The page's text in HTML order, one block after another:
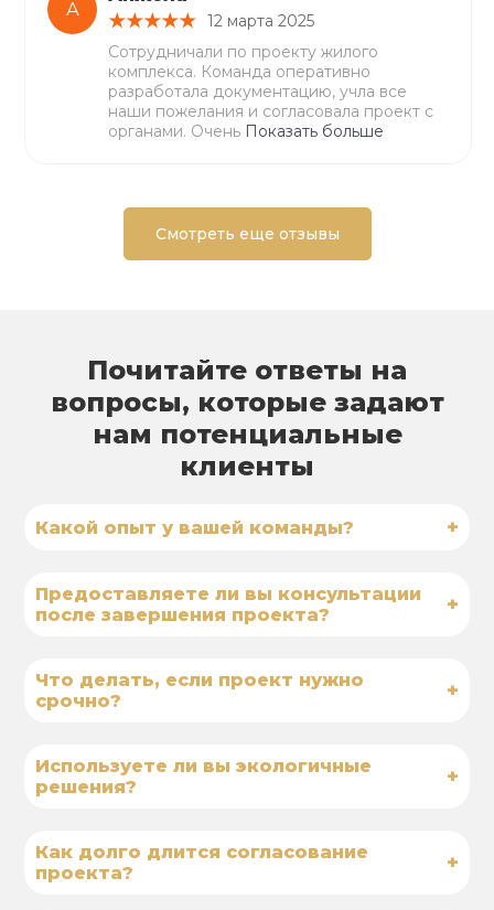
А
12 марта 2025
Сотрудничали по проекту жилого
комплекса. Команда оперативно
разработала документацию, учла все
наши пожелания и согласовала проект с
органами. Очень Показать больше
Смотреть еще отзывы
Почитайте ответы на
вопросы, которые задают
нам потенциальные
клиенты
Какой опыт у вашей команды? +
Предоставляете ли вы консультации
после завершения проекта?
+
Что делать, если проект нужно
срочно?
+
Используете ли вы экологичные
решения?
+
Как долго длится согласование
проекта?
+